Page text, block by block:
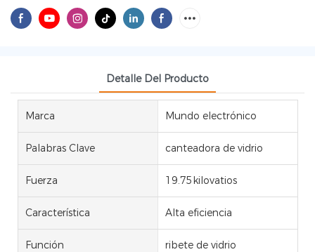
Detalle Del Producto
Marca Mundo electrónico
Palabras Clave canteadora de vidrio
Fuerza 19.75kilovatios
Característica Alta eficiencia
Función ribete de vidrio